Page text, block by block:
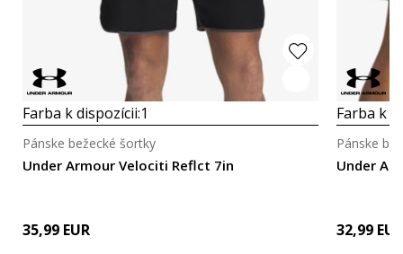
Farba k dispozícii:1
Under Armour Velociti Reflct 7in
Pánske bežecké šortky
35,99 EUR
Farba k
Under
Pánske
32,99 EUR